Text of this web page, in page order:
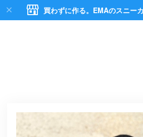
買わずに作る。EMAのスニー